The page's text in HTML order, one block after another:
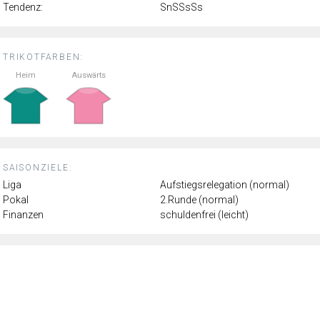
TRIKOTFARBEN:
Heim Auswärts
SAISONZIELE:
Liga
Aufstiegsrelegation (normal)
Pokal
2.Runde (normal)
Finanzen
schuldenfrei (leicht)
Tendenz:
SnSSsSs